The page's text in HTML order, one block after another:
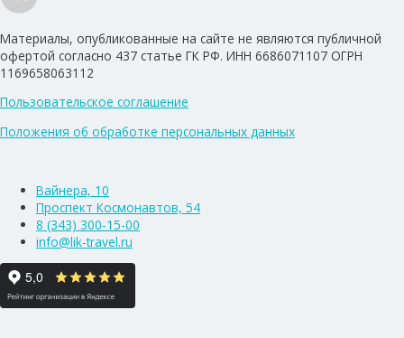
Материалы, опубликованные на сайте не являются публичной
офертой согласно 437 статье ГК РФ. ИНН 6686071107 ОГРН
1169658063112
Пользовательское соглашение
Положения об обработке персональных данных
Вайнера, 10
Проспект Космонавтов, 54
8 (343) 300-15-00
info@lik-travel.ru